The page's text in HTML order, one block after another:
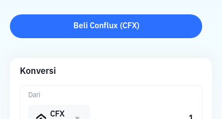
Beli Conflux(CFX)
Konversi
Dari
CFX